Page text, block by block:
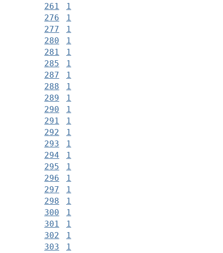
261
1
276
1
277
1
280
1
281
1
285
1
287
1
288
1
289
1
290
1
291
1
292
1
293
1
294
1
295
1
296
1
297
1
298
1
300
1
301
1
302
1
303
1